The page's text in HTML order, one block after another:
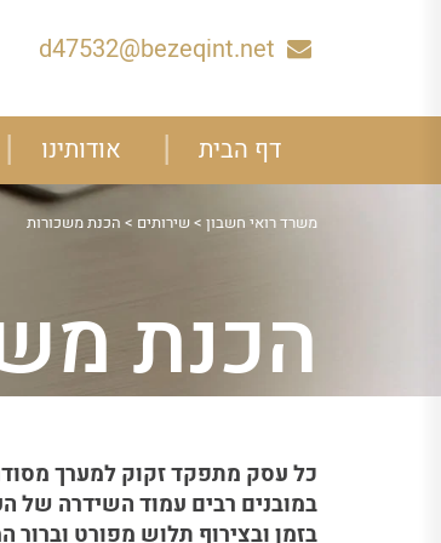
d47532@bezeqint.net
דף הבית אודותינו
משרד רואי חשבון >שירותים > הכנת משכורות
הכנת
כל עסק מתפקד זקוק למערך
במובנים רבים עמוד השידרה של
בזמן ובצירוף תלוש מפורט וברור